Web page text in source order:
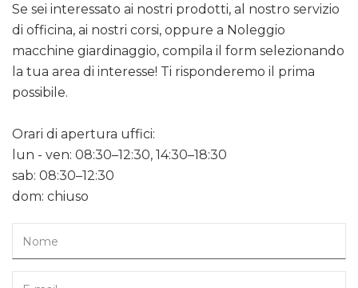
Se sei interessato ai nostri prodotti, al nostro servizio
di officina, ai nostri corsi, oppure a Noleggio
macchine giardinaggio, compila il form selezionando
la tua area di interesse! Ti risponderemo il prima
possibile.
Orari di apertura uffici:
lun - ven: 08:30–12:30, 14:30–18:30
sab: 08:30–12:30
dom: chiuso